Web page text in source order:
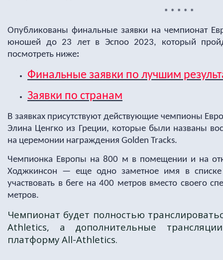
* * * * *
Опубликованы финальные заявки на чемпионат
юношей до 23 лет в Эспоо 2023, который
посмотреть ниже:
Финальные заявки по лучшим
Заявки по странам
В заявках присутствуют действующие чемпионы
Элина Ценгко из Греции, которые были названы
на церемонии награждения Golden Tracks.
Чемпионка Европы на 800 м в помещении и на
Ходжкинсон — еще одно заметное имя в списке
участвовать в беге на 400 метров вместо своего
метров.
Чемпионат будет полностью
Athletics, а дополнительные
платформу All-Athletics.